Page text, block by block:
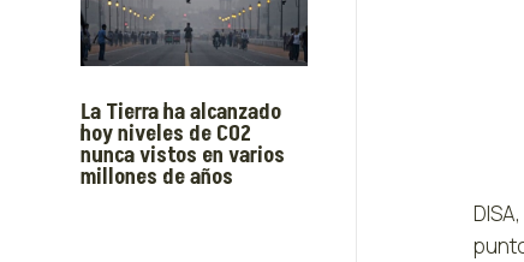
La Tierra ha alcanzado
hoy niveles de CO2
nunca vistos en varios
millones de años